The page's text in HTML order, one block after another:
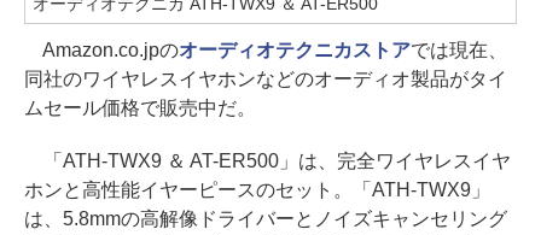
Amazon.co.jpのオーディオテクニカストアでは現在、
同社のワイヤレスイヤホンなどのオーディオ製品がタイ
ムセール価格で販売中だ。
「ATH-TWX9 ＆ AT-ER500」は、完全ワイヤレスイヤ
ホンと高性能イヤーピースのセット。「ATH-TWX9」
は、5.8mmの高解像ドライバーとノイズキャンセリング